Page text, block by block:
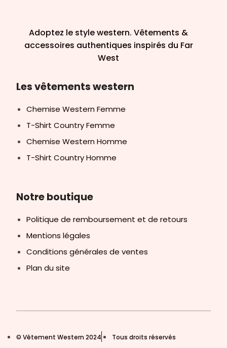
Adoptez le style western. Vêtements &
accessoires authentiques inspirés du Far
West
Les vêtements western
Chemise Western Femme
T-Shirt Country Femme
Chemise Western Homme
T-Shirt Country Homme
Notre boutique
Politique de remboursement et de retours
Mentions légales
Conditions générales de ventes
Plan du site
© Vêtement Western 2024 Tous droits réservés